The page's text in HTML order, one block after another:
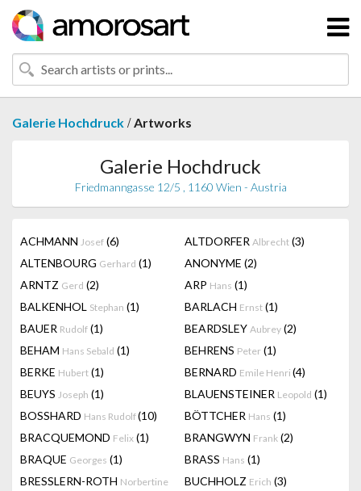
Galerie Hochdruck /Artworks
Galerie Hochdruck
Friedmanngasse 12/5 , 1160 Wien - Austria
ACHMANN Josef (6) ALTDORFER Albrecht (3)
ALTENBOURG Gerhard (1) ANONYME (2)
ARNTZ Gerd (2) ARP Hans (1)
BALKENHOL Stephan (1) BARLACH Ernst (1)
BAUER Rudolf (1) BEARDSLEY Aubrey (2)
BEHAM Hans Sebald (1) BEHRENS Peter (1)
BERKE Hubert (1) BERNARD Emile Henri (4)
BEUYS Joseph (1) BLAUENSTEINER Leopold (1)
BOSSHARD Hans Rudolf(10) BÖTTCHER Hans (1)
BRACQUEMOND Felix (1) BRANGWYN Frank (2)
BRAQUE Georges (1) BRASS Hans (1)
BRESSLERN-ROTH Norbertine BUCHHOLZ Erich (3)